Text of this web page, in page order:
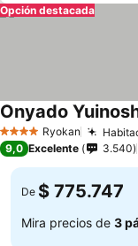
Opción destacada
4 EstrellasRyokan
Onyado
9,0 Excelente 3.540
De $ 775.747
Mira precios de 3